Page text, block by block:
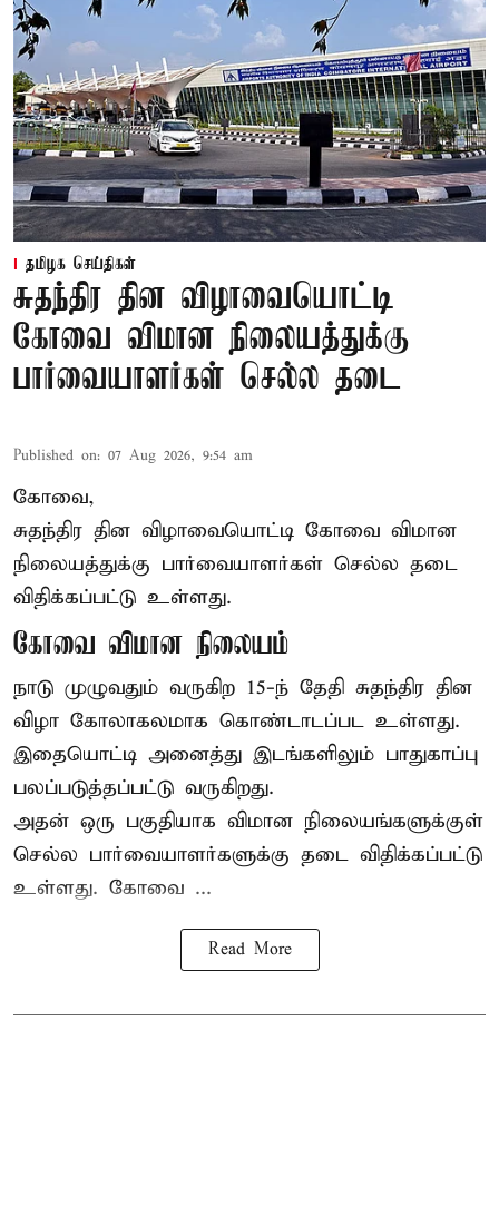
தமிழக செய்திகள்
சுதந்திர தின விழாவையொட்டி
கோவை விமான நிலையத்துக்கு
பார்வையாளர்கள் செல்ல தடை
Published on: 07 Aug 2026, 9:54 am
கோவை,
சுதந்திர தின விழாவையொட்டி கோவை விமான
நிலையத்துக்கு பார்வையாளர்கள் செல்ல தடை
விதிக்கப்பட்டு உள்ளது.
கோவை விமான நிலையம்
நாடு முழுவதும் வருகிற 15-ந் தேதி சுதந்திர தின
விழா கோலாகலமாக கொண்டாடப்பட உள்ளது.
இதையொட்டி அனைத்து இடங்களிலும் பாதுகாப்பு
பலப்படுத்தப்பட்டு வருகிறது.
அதன் ஒரு பகுதியாக விமான நிலையங்களுக்குள்
செல்ல பார்வையாளர்களுக்கு தடை விதிக்கப்பட்டு
உள்ளது. கோவை ...
Read More